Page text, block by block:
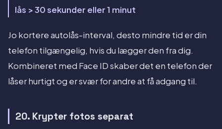
lås > 30 sekunder eller 1 minut
Jo kortere autolås-interval, desto mindre tid er din
telefon tilgængelig, hvis du lægger den fra dig.
Kombineret med Face ID skaber det en telefon der
låser hurtigt og er svær for andre at få adgang til.
20. Krypter fotos separat